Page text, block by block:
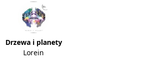
Drzewa i planety
Lorein